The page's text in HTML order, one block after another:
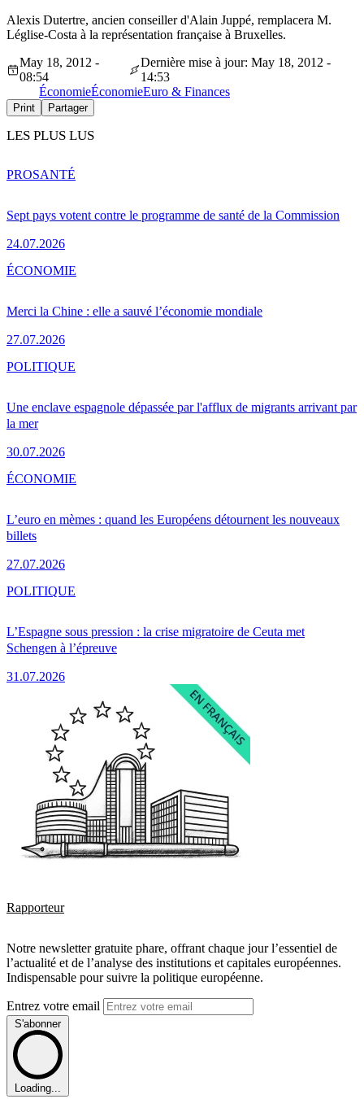
Alexis Dutertre, ancien conseiller d'Alain Juppé, remplacera M.
Léglise-Costa à la représentation française à Bruxelles.
May 18, 2012 -
08:54
Dernière mise à jour: May 18, 2012 -
14:53
ÉconomieÉconomieEuro & Finances
Print Partager
LES PLUS LUS
Sept pays votent contre le programme de santé de la Commission
24.07.2026
PROSANTÉ
Merci la Chine : elle a sauvé l’économie mondiale
27.07.2026
ÉCONOMIE
Une enclave espagnole dépassée par l'afflux de migrants arrivant par
la mer
30.07.2026
POLITIQUE
L’euro en mèmes : quand les Européens détournent les nouveaux
billets
27.07.2026
ÉCONOMIE
L’Espagne sous pression : la crise migratoire de Ceuta met
Schengen à l’épreuve
31.07.2026
POLITIQUE
Rapporteur
Notre newsletter gratuite phare, offrant chaque jour l’essentiel de
l’actualité et de l’analyse des institutions et capitales européennes.
Indispensable pour suivre la politique européenne.
Entrez votre email
S'abonner
Loading...